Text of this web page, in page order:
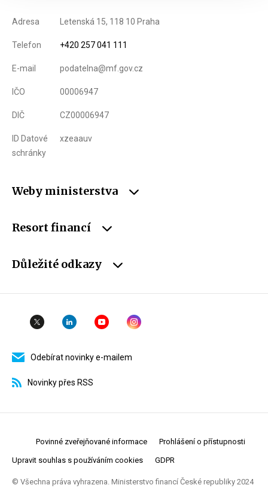
Adresa Letenská 15, 118 10 Praha
Telefon +420 257 041 111
E-mail podatelna@mf.gov.cz
IČO 00006947
DIČ CZ00006947
ID Datové
schránky
xzeaauv
Weby ministerstva
Resort financí
Důležité odkazy
Odebírat novinky e-mailem
Novinky přes RSS
Povinné zveřejňované informace Prohlášení o přístupnosti
Upravit souhlas s používáním cookies GDPR
© Všechna práva vyhrazena. Ministerstvo financí České republiky 2024